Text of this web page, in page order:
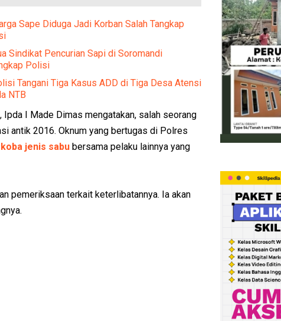
Sape Diduga Jadi Korban Salah Tangkap
Sindikat Pencurian Sapi di Soromandi
Polisi
Tangani Tiga Kasus ADD di Tiga Desa Atensi
NTB
I Made Dimas mengatakan, salah seorang
antik 2016. Oknum yang bertugas di Polres
jenis sabu bersama pelaku lainnya yang
pemeriksaan terkait keterlibatannya. Ia akan